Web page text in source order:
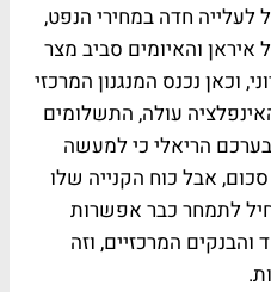
לעלייה חדה במחירי הנפט,
והאיומים סביב מצר
וכאן נכנס המנגנון המרכזי
עולה, התשלומים
הריאלי כי למעשה
אבל כוח הקנייה שלו
לתמחר כבר אפשרות
המרכזיים, וזה